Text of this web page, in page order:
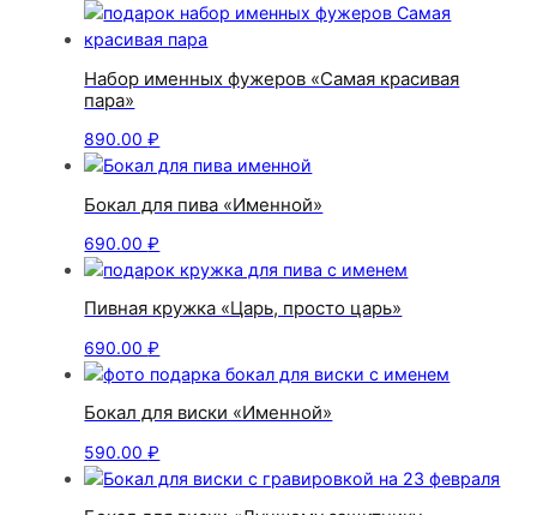
Набор именных фужеров «Самая красивая
пара»
890.00₽
Бокал для пива «Именной»
690.00₽
Пивная кружка «Царь, просто царь»
690.00₽
Бокал для виски «Именной»
590.00₽